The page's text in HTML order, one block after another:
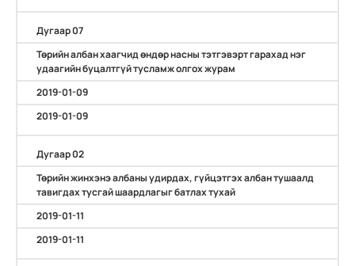
Дугаар 07
Төрийн албан хаагчид өндөр насны тэтгэвэрт гарахад нэг
удаагийн буцалтгүй тусламж олгох журам
2019-01-09
2019-01-09
Дугаар 02
Төрийн жинхэнэ албаны удирдах, гүйцэтгэх албан тушаалд
тавигдах тусгай шаардлагыг батлах тухай
2019-01-11
2019-01-11